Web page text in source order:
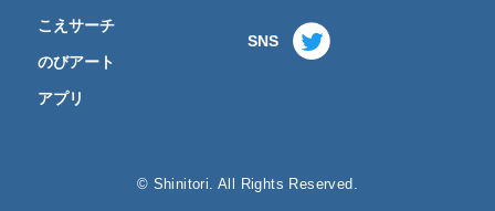
こえサーチ
のびアート
アプリ
SNS
© Shinitori. All Rights Reserved.